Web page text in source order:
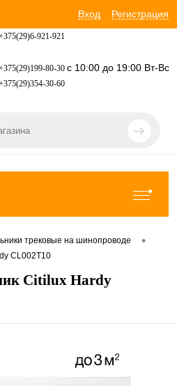
Вход Регистрация
921-921
80-30 с 10:00 до 19:00 Вт-Вс
30-60
трековые на шинопроводе •
CL002T10
Citilux Hardy